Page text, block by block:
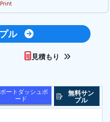
Print
ル
見積もり
ートダッシュボ
ード
無料サン
プル